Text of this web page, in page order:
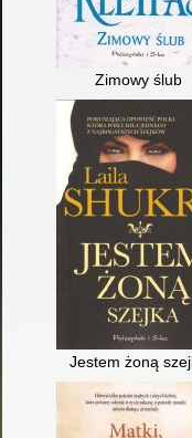
Zimowy ślub
Jestem żoną